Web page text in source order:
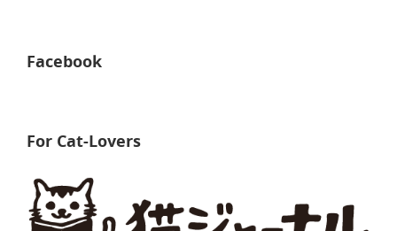
Facebook
For Cat-Lovers